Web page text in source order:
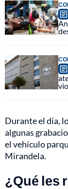
Durante el día,
algunas
el vehículo
Mirandela.
¿Qué les